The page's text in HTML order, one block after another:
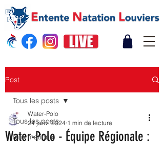
Post
Tous les posts
Informations
Tous les posts
Water-Polo - Équipe Régionale :
Water-Polo
24 janv. 2024 1 min de lecture